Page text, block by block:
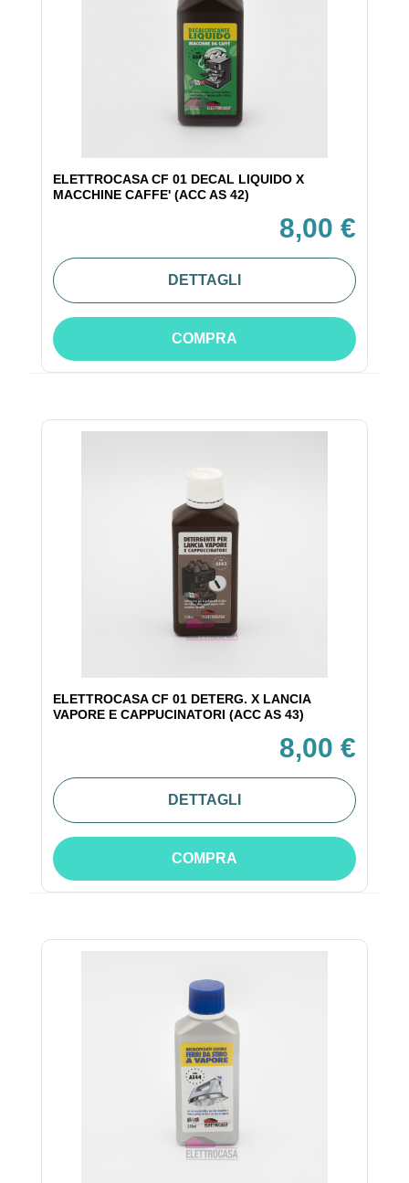
ELETTROCASA CF 01 DECAL LIQUIDO X
MACCHINE CAFFE' (ACC AS 42)
8,00 €
DETTAGLI
COMPRA
ELETTROCASA CF 01 DETERG. X LANCIA
VAPORE E CAPPUCINATORI (ACC AS 43)
8,00 €
DETTAGLI
COMPRA